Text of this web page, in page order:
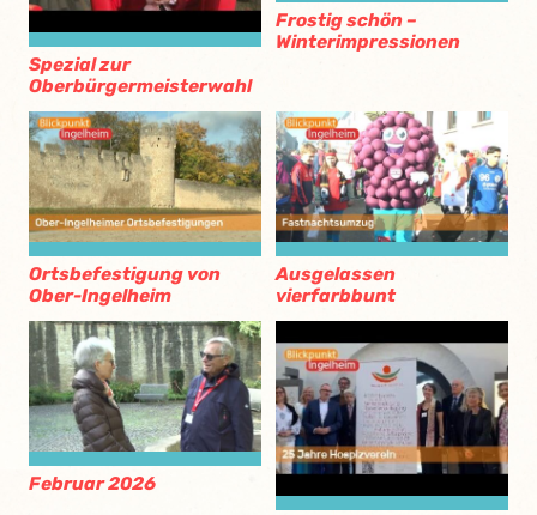
Spezial zur
Oberbürgermeisterwahl
Frostig schön –
Winterimpressionen
Ortsbefestigung von
Ober-Ingelheim
Ausgelassen
vierfarbbunt
Februar 2026